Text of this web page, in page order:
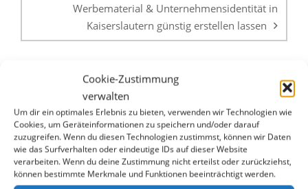
Cookie-Zustimmung
verwalten
Um dir ein optimales Erlebnis zu bieten, verwenden wir Technologien wie
Cookies, um Geräteinformationen zu speichern und/oder darauf
zuzugreifen. Wenn du diesen Technologien zustimmst, können wir Daten
wie das Surfverhalten oder eindeutige IDs auf dieser Website
verarbeiten. Wenn du deine Zustimmung nicht erteilst oder zurückziehst,
können bestimmte Merkmale und Funktionen beeinträchtigt werden.
Werbematerial & Unternehmensidentität in
Kaiserslautern günstig erstellen lassen
WHATSAPP & E-MAIL
Ruf Sie uns an